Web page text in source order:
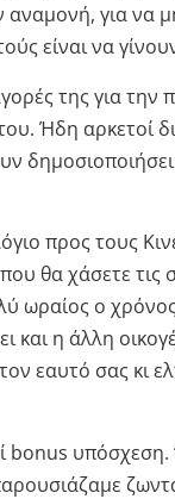
αναμονή, για
είναι να
της για την
Ήδη αρκετοί
προς τους
θα χάσετε
ωραίος ο
και η άλλη
εαυτό σας κι
bonus